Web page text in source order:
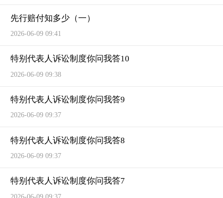
先行赔付知多少（一）
2026-06-09 09:41
特别代表人诉讼制度你问我答10
2026-06-09 09:38
特别代表人诉讼制度你问我答9
2026-06-09 09:37
特别代表人诉讼制度你问我答8
2026-06-09 09:37
特别代表人诉讼制度你问我答7
2026-06-09 09:37